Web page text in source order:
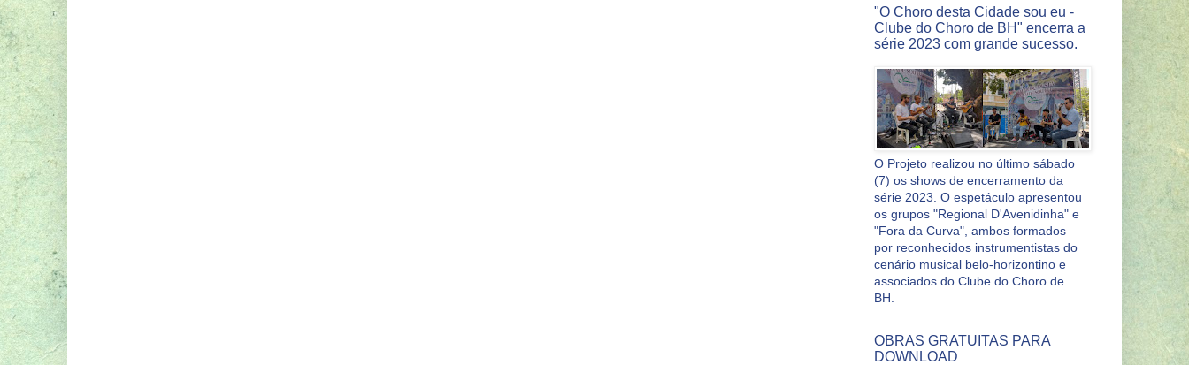
"O Choro desta Cidade sou eu -
Clube do Choro de BH" encerra a
série 2023 com grande sucesso.
O Projeto realizou no último sábado
(7) os shows de encerramento da
série 2023. O espetáculo apresentou
os grupos "Regional D'Avenidinha" e
"Fora da Curva", ambos formados
por reconhecidos instrumentistas do
cenário musical belo-horizontino e
associados do Clube do Choro de
BH.
OBRAS GRATUITAS PARA
DOWNLOAD